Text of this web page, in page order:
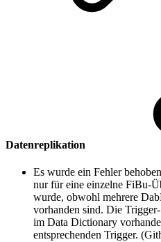
Datenreplikation
Es wurde ein Fehler
nur für eine einzelne FiBu-
wurde, obwohl mehrere
vorhanden sind. Die
im Data Dictionary
entsprechenden Trigger.